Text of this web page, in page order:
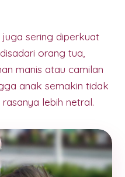
juga sering diperkuat
orang tua,
manis atau camilan
anak semakin tidak
lebih netral.